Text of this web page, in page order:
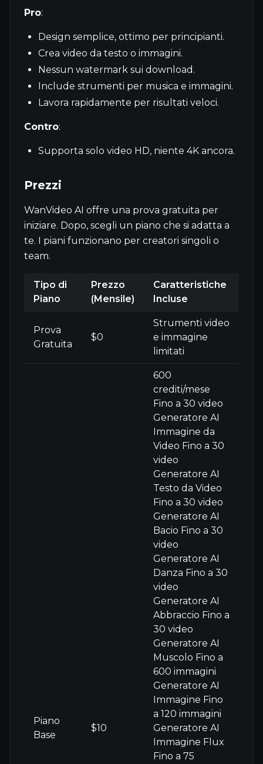
Pro:
Design semplice, ottimo per principianti.
Crea video da testo o immagini.
Nessun watermark sui download.
Include strumenti per musica e immagini.
Lavora rapidamente per risultati veloci.
Contro:
Supporta solo video HD, niente 4K ancora.
Prezzi
WanVideo AI offre una prova gratuita per
iniziare. Dopo, scegli un piano che si adatta a
te. I piani funzionano per creatori singoli o
team.
Tipo di
Piano
Prezzo
(Mensile)
Caratteristiche
Incluse
Prova
Gratuita
$0
Strumenti video
e immagine
limitati
Piano
Base
$10
600
crediti/mese
Fino a 30 video
Generatore AI
Immagine da
Video Fino a 30
video
Generatore AI
Testo da Video
Fino a 30 video
Generatore AI
Bacio Fino a 30
video
Generatore AI
Danza Fino a 30
video
Generatore AI
Abbraccio Fino a
30 video
Generatore AI
Muscolo Fino a
600 immagini
Generatore AI
Immagine Fino
a 120 immagini
Generatore AI
Immagine Flux
Fino a 75